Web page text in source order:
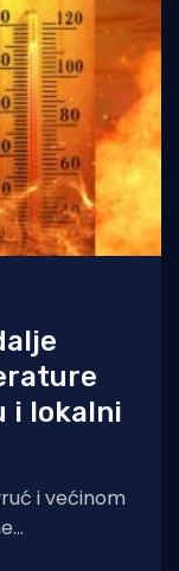
i lokalni
i većinom